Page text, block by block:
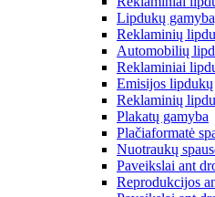
Lipdukų
Reklaminių
Automobilių
Reklaminiai
Emisijos
Reklaminių
Plakatų gamyba
Plačiaformatė
Nuotraukų
Paveikslai ant
Reprodukcijos